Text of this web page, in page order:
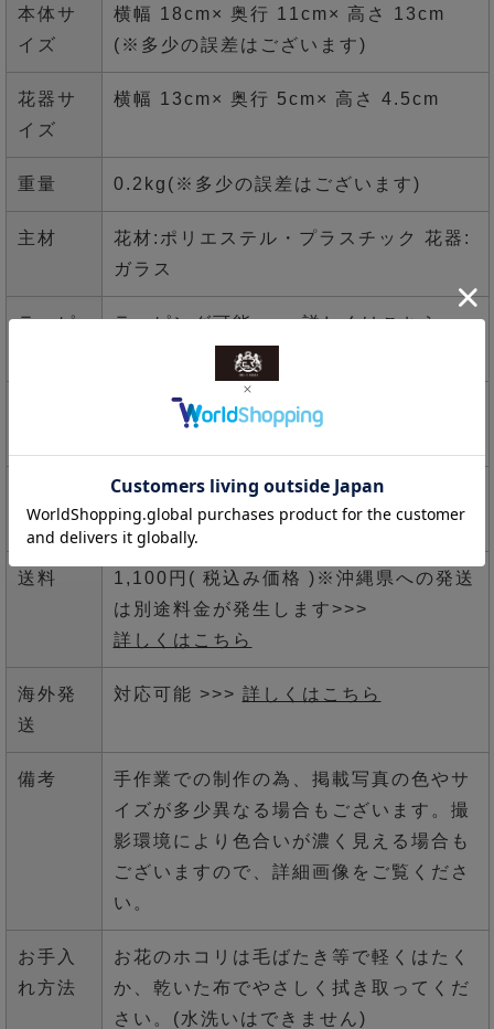
本体サ
イズ
横幅 18cm× 奥行 11cm× 高さ 13cm
(※多少の誤差はございます)
花器サ
イズ
横幅 13cm× 奥行 5cm× 高さ 4.5cm
重量 0.2kg(※多少の誤差はございます)
主材
花材:ポリエステル・プラスチック 花器:
ガラス
ラッピ
ラッピング可能 >>>詳しくはこちら
立札・のし紙 ( 仏用掛紙 )・メッセージ
営業日正午までのご注文で即日発送可能
>>>詳しくはこちら
送料
1,100円( 税込み価格 )※沖縄県への発送
は別途料金が発生します>>>
詳しくはこちら
海外発
送
対応可能 >>> 詳しくはこちら
備考
手作業での制作の為、掲載写真の色やサ
イズが多少異なる場合もございます。撮
影環境により色合いが濃く見える場合も
ございますので、詳細画像をご覧くださ
い。
お手入
れ方法
お花のホコリは毛ばたき等で軽くはたく
か、乾いた布でやさしく拭き取ってくだ
さい。(水洗いはできません)